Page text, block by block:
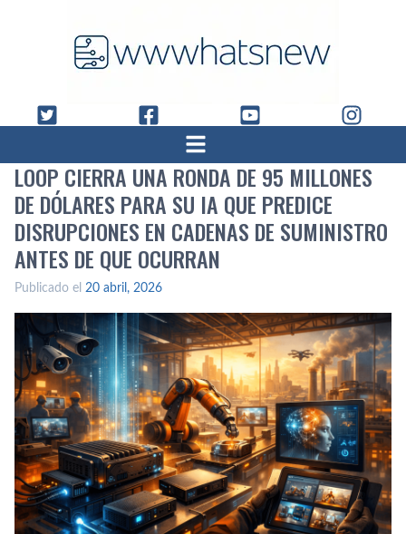
LOOP CIERRA UNA RONDA DE 95 MILLONES
DE DÓLARES PARA SU IA QUE PREDICE
DISRUPCIONES EN CADENAS DE SUMINISTRO
ANTES DE QUE OCURRAN
Publicado el 20 abril, 2026